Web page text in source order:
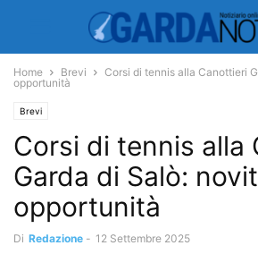
Home Brevi
Corsi di tennis alla Canottieri
opportunità
Brevi
Corsi di tennis alla
Garda di Salò:
opportunità
Di Redazione - 12 Settembre 2025